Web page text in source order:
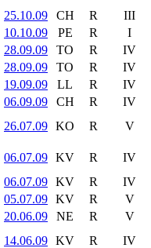
25.10.09
CH R III
10.10.09
PE R I
28.09.09
TO R IV
28.09.09
TO R IV
19.09.09
LL R IV
06.09.09
CH R IV
26.07.09 KO R V
06.07.09 KV R IV
06.07.09 KV R IV
05.07.09 KV R V
20.06.09
NE R V
14.06.09 KV R IV